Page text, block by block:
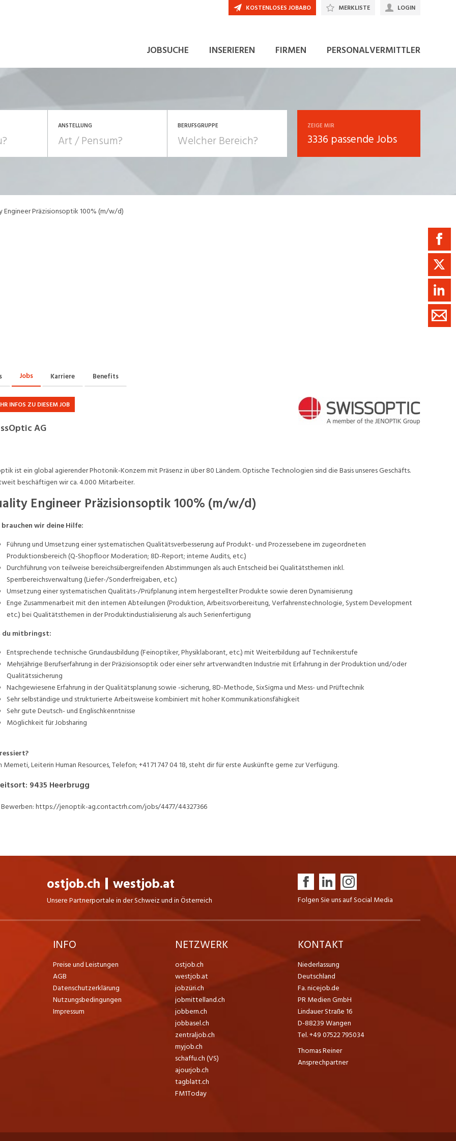
JOBSUCHE INSERIEREN FIRMEN PERSONALVERMITTLER
KOSTENLOSES JOBABO MERKLISTE LOGIN
ANSTELLUNG
Temporär (befristet)
BERUFSGRUPPE
Human Resources
ZEIGE MIR
3336 passende Jobs
Engineer Präzisionsoptik 100% (m/w/d)
JETZT BEWERBEN
Jobs Karriere Benefits
INFOS ZU DIESEM JOB
AG
ist ein global agierender Photonik-Konzern mit Präsenz in über 80 Ländern. Optische Technologien sind die Basis unseres Geschäfts.
beschäftigen wir ca. 4.000 Mitarbeiter.
Engineer Präzisionsoptik 100% (m/w/d)
brauchen wir deine Hilfe:
Führung und Umsetzung einer systematischen Qualitätsverbesserung auf Produkt- und Prozessebene im zugeordneten
Produktionsbereich (Q-Shopfloor Moderation; 8D-Report; interne Audits, etc.)
Durchführung von teilweise bereichsübergreifenden Abstimmungen als auch Entscheid bei Qualitätsthemen inkl.
Sperrbereichsverwaltung (Liefer-/Sonderfreigaben, etc.)
Umsetzung einer systematischen Qualitäts-/Prüfplanung intern hergestellter Produkte sowie deren Dynamisierung
Enge Zusammenarbeit mit den internen Abteilungen (Produktion, Arbeitsvorbereitung, Verfahrenstechnologie, System Development
etc.) bei Qualitätsthemen in der Produktindustialisierung als auch Serienfertigung
du mitbringst:
Entsprechende technische Grundausbildung (Feinoptiker, Physiklaborant, etc.) mit Weiterbildung auf Technikerstufe
Mehrjährige Berufserfahrung in der Präzisionsoptik oder einer sehr artverwandten Industrie mit Erfahrung in der Produktion und/oder
Qualitätssicherung
Nachgewiesene Erfahrung in der Qualitätsplanung sowie -sicherung, 8D-Methode, SixSigma und Mess- und Prüftechnik
Sehr selbständige und strukturierte Arbeitsweise kombiniert mit hoher Kommunikationsfähigkeit
Sehr gute Deutsch- und Englischkenntnisse
Möglichkeit für Jobsharing
Memeti, Leiterin Human Resources, Telefon; +41 71 747 04 18, steht dir für erste Auskünfte gerne zur Verfügung.
: 9435 Heerbrugg
Bewerben: https://jenoptik-ag.contactrh.com/jobs/4477/44327366
ostjob.ch westjob.at
Unsere Partnerportale in der Schweiz und in Österreich Folgen Sie uns auf Social Media
INFO
Preise und Leistungen
AGB
Datenschutzerklärung
Nutzungsbedingungen
Impressum
NETZWERK
ostjob.ch
westjob.at
jobzüri.ch
jobmittelland.ch
jobbern.ch
jobbasel.ch
zentraljob.ch
myjob.ch
schaffu.ch (VS)
ajourjob.ch
tagblatt.ch
FM1Today
KONTAKT
Niederlassung
Deutschland
Fa. nicejob.de
PR Medien GmbH
Lindauer Straße 16
D-88239 Wangen
Tel. +49 07522 795034
Thomas Reiner
Ansprechpartner